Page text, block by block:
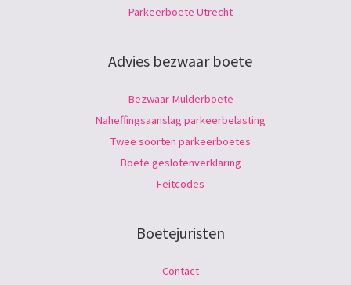
Parkeerboete Utrecht
Advies bezwaar boete
Bezwaar Mulderboete
Naheffingsaanslag parkeerbelasting
Twee soorten parkeerboetes
Boete geslotenverklaring
Feitcodes
Boetejuristen
Contact